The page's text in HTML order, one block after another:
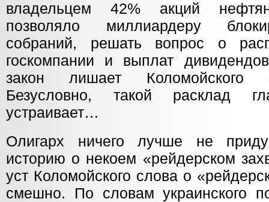
владельцем 42% акций
позволяло миллиардеру
собраний, решать вопрос о
госкомпании и выплат
закон лишает Коломойского
Безусловно, такой расклад
устраивает…
Олигарх ничего лучше не
историю о некоем «рейдерском
уст Коломойского слова о
смешно. По словам украинского